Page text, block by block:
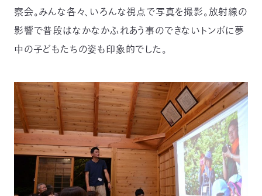
察会。みんな各々、いろんな視点で写真を撮影。放射線の
影響で普段はなかなかふれあう事のできないトンボに夢
中の子どもたちの姿も印象的でした。